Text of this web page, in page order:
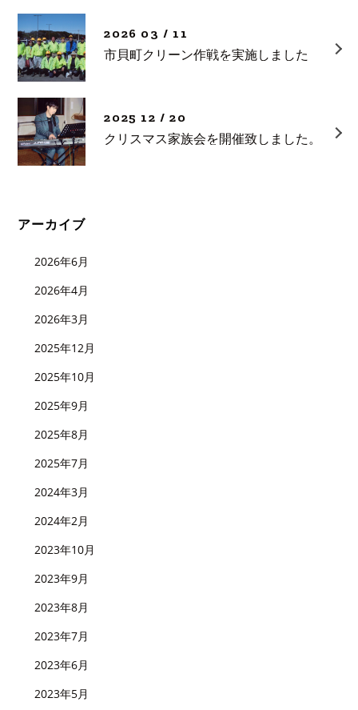
2026 03 / 11
市貝町クリーン作戦を実施しました
2025 12 / 20
クリスマス家族会を開催致しました。
アーカイブ
2026年6月
2026年4月
2026年3月
2025年12月
2025年10月
2025年9月
2025年8月
2025年7月
2024年3月
2024年2月
2023年10月
2023年9月
2023年8月
2023年7月
2023年6月
2023年5月